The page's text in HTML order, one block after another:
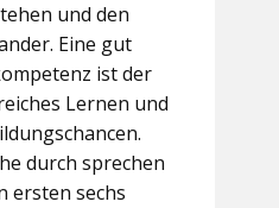
und den
Eine gut
ist der
Lernen und
durch sprechen
ersten sechs